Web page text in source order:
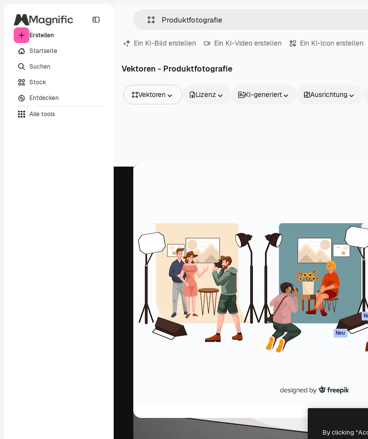
Erstellen
Startseite
Suchen
Stock
Entdecken
Alle tools
Ein KI-Bild erstellen Ein KI-Video erstellen Ein KI-Icon erstellen
Vektoren - Produktfotografie
Vektoren
Videos
Lizenz KI-generiert Ausrichtung
Die kreative Plattform, um deine beste
Arbeit zu verwirklichen. Mehr als 1 Million
Abonnenten unter Kreativen, Unternehmen,
Agenturen und Studios.
Deutsch
KI-Assistent
KI-Bildgenerator
KI-Videogenerator
KI-
Stimmengenerator
Stock-Inhalte
MCP für
Claude/ChatGPT
Neu
By clicking